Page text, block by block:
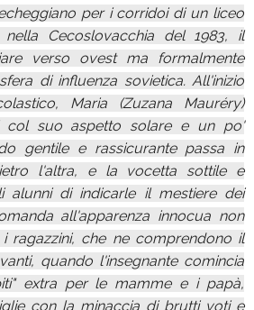
per i corridoi di un liceo
Cecoslovacchia del 1983, il
verso ovest ma formalmente
di influenza sovietica. All'inizio
Maria (Zuzana Mauréry)
col suo aspetto solare e un po'
gentile e rassicurante passa in
l'altra, e la vocetta sottile e
alunni di indicarle il mestiere dei
all'apparenza innocua non
ragazzini, che ne comprendono il
quando l'insegnante comincia
extra per le mamme e i papà,
con la minaccia di brutti voti e